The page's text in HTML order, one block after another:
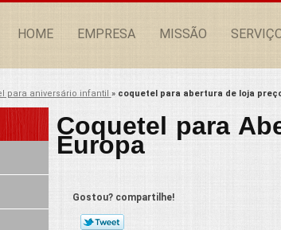
HOME EMPRESA MISSÃO
para aniversário infantil » coquetel para abertura de loja
Coquetel para
Europa
Gostou? compartilhe!